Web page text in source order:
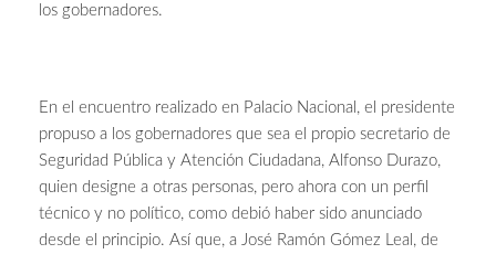
los gobernadores.
En el encuentro realizado en Palacio Nacional, el presidente
propuso a los gobernadores que sea el propio secretario de
Seguridad Pública y Atención Ciudadana, Alfonso Durazo,
quien designe a otras personas, pero ahora con un perfil
técnico y no político, como debió haber sido anunciado
desde el principio. Así que, a José Ramón Gómez Leal, de